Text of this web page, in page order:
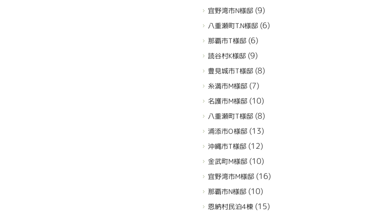
宜野湾市N様邸(9)
八重瀬町T.N様邸(6)
那覇市T様邸(6)
読谷村K様邸(9)
豊見城市T様邸(8)
糸満市M様邸(7)
名護市M様邸(10)
八重瀬町T様邸(8)
浦添市O様邸(13)
沖縄市T様邸(12)
金武町M様邸(10)
宜野湾市M様邸(16)
那覇市N様邸(10)
恩納村民泊4棟(15)